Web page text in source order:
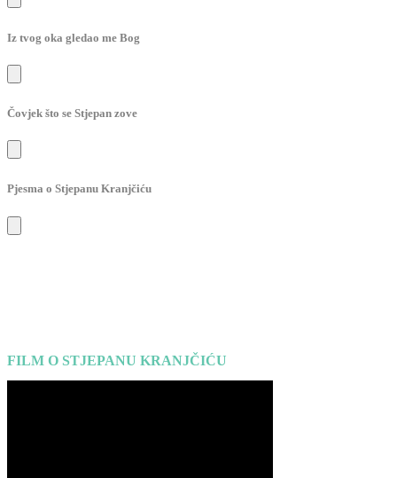
Iz tvog oka gledao me Bog
Čovjek što se Stjepan zove
Pjesma o Stjepanu Kranjčiću
FILM O STJEPANU KRANJČIĆU